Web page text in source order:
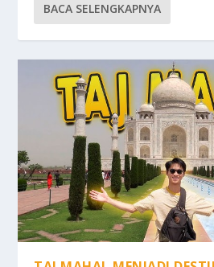
BACA SELENGKAPNYA